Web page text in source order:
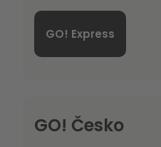
GO! Express
GO! Česko